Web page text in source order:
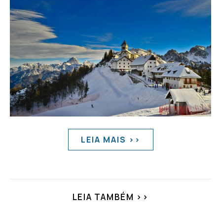
LEIA MAIS >>
LEIA TAMBÉM >>